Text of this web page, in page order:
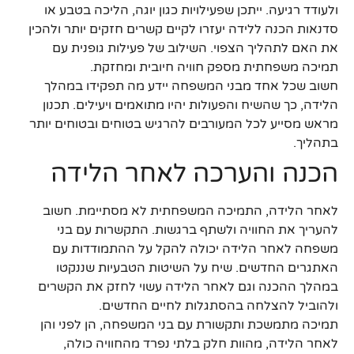
ולעודד רגיעה. ייתכן שפעילויות כגון יוגה, הליכה בטבע או
סדנאות הכנה ללידה יעזרו לקיים קשרים חזקים יותר ולהכין
את האם לתהליך הצפוי. השילוב של פעילות גופנית עם
תמיכה משפחתית מספק חוויה חיובית ומחזקת.
חשוב שכל אחד מבני המשפחה יידע מה תפקידו במהלך
הלידה, כך שהשיח והפעולות יהיו מתואמים ויעילים. תכנון
מראש מסייע לכל המעורבים להרגיש בטוחים ובטוחים יותר
בתהליך.
הכנה והערכה לאחר הלידה
לאחר הלידה, התמיכה המשפחתית לא מסתיימת. חשוב
להעריך את החוויה ולשתף ברגשות. התקשרות עם בני
משפחה לאחר הלידה יכולה להקל על ההתמודדות עם
האתגרים החדשים. שיח על השיטות הטבעיות שננקטו
במהלך ההכנה וגם לאחר הלידה עשוי לחזק את הקשרים
ולהוביל להצלחה בהסתגלות לחיים החדשים.
תמיכה מתמשכת ותקשורת עם בני המשפחה, הן לפני והן
לאחר הלידה, מהוות חלק בלתי נפרד מהחוויה כולה,